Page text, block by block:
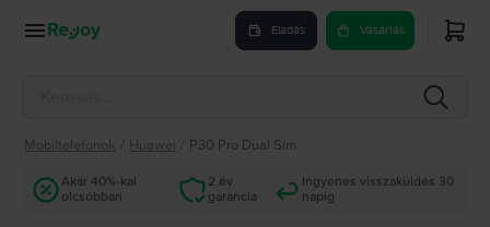
Eladás Vásárlás
Mobiltelefonok Huawei P30 Pro Dual Sim
Akár 40%-kal
olcsóbban
2 év
garancia
Ingyenes visszaküldés 30
napig